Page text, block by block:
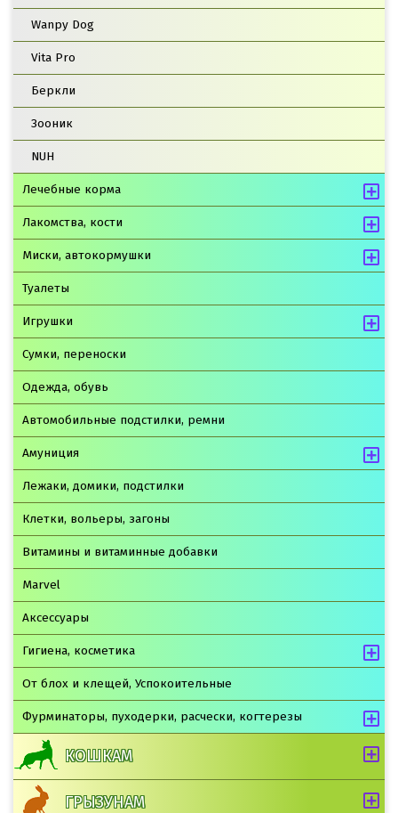
Wanpy Dog
Vita Pro
Беркли
Зооник
NUH
Лечебные корма
Лакомства, кости
Миски, автокормушки
Туалеты
Игрушки
Сумки, переноски
Одежда, обувь
Автомобильные подстилки, ремни
Амуниция
Лежаки, домики, подстилки
Клетки, вольеры, загоны
Витамины и витаминные добавки
Marvel
Аксессуары
Гигиена, косметика
От блох и клещей, Успокоительные
Фурминаторы, пуходерки, расчески, когтерезы
КОШКАМ
ГРЫЗУНАМ